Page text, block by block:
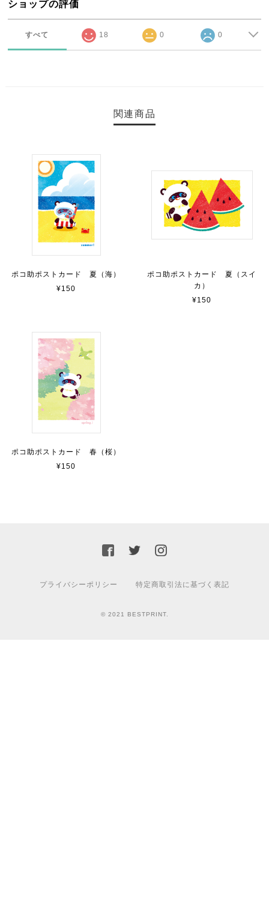
ショップの評価
すべて 18 0 0
関連商品
ポコ助ポストカード 夏（海）
¥150
ポコ助ポストカード 夏（スイ
カ）
¥150
ポコ助ポストカード 春（桜）
¥150
プライバシーポリシー 特定商取引法に基づく表記
© 2021 BESTPRINT.